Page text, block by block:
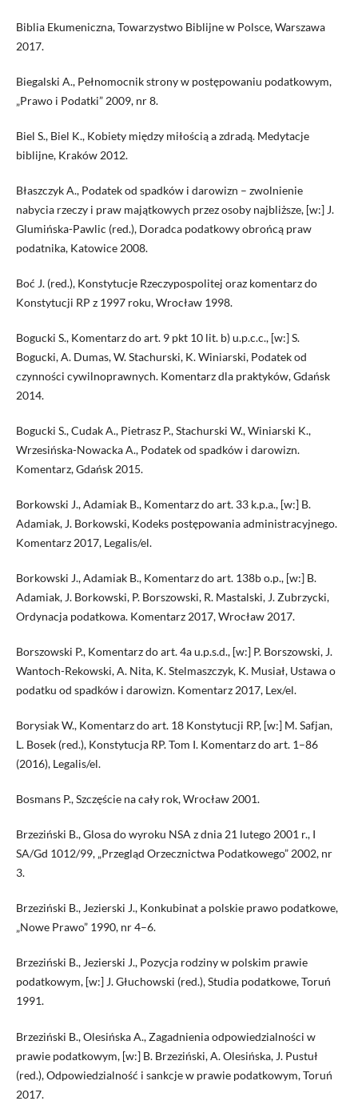
Biblia Ekumeniczna, Towarzystwo Biblijne w Polsce, Warszawa
2017.
Biegalski A., Pełnomocnik strony w postępowaniu podatkowym,
„Prawo i Podatki” 2009, nr 8.
Biel S., Biel K., Kobiety między miłością a zdradą. Medytacje
biblijne, Kraków 2012.
Błaszczyk A., Podatek od spadków i darowizn – zwolnienie
nabycia rzeczy i praw majątkowych przez osoby najbliższe, [w:] J.
Glumińska-Pawlic (red.), Doradca podatkowy obrońcą praw
podatnika, Katowice 2008.
Boć J. (red.), Konstytucje Rzeczypospolitej oraz komentarz do
Konstytucji RP z 1997 roku, Wrocław 1998.
Bogucki S., Komentarz do art. 9 pkt 10 lit. b) u.p.c.c., [w:] S.
Bogucki, A. Dumas, W. Stachurski, K. Winiarski, Podatek od
czynności cywilnoprawnych. Komentarz dla praktyków, Gdańsk
2014.
Bogucki S., Cudak A., Pietrasz P., Stachurski W., Winiarski K.,
Wrzesińska-Nowacka A., Podatek od spadków i darowizn.
Komentarz, Gdańsk 2015.
Borkowski J., Adamiak B., Komentarz do art. 33 k.p.a., [w:] B.
Adamiak, J. Borkowski, Kodeks postępowania administracyjnego.
Komentarz 2017, Legalis/el.
Borkowski J., Adamiak B., Komentarz do art. 138b o.p., [w:] B.
Adamiak, J. Borkowski, P. Borszowski, R. Mastalski, J. Zubrzycki,
Ordynacja podatkowa. Komentarz 2017, Wrocław 2017.
Borszowski P., Komentarz do art. 4a u.p.s.d., [w:] P. Borszowski, J.
Wantoch-Rekowski, A. Nita, K. Stelmaszczyk, K. Musiał, Ustawa o
podatku od spadków i darowizn. Komentarz 2017, Lex/el.
Borysiak W., Komentarz do art. 18 Konstytucji RP, [w:] M. Safjan,
L. Bosek (red.), Konstytucja RP. Tom I. Komentarz do art. 1–86
(2016), Legalis/el.
Bosmans P., Szczęście na cały rok, Wrocław 2001.
Brzeziński B., Glosa do wyroku NSA z dnia 21 lutego 2001 r., I
SA/Gd 1012/99, „Przegląd Orzecznictwa Podatkowego” 2002, nr
3.
Brzeziński B., Jezierski J., Konkubinat a polskie prawo podatkowe,
„Nowe Prawo” 1990, nr 4–6.
Brzeziński B., Jezierski J., Pozycja rodziny w polskim prawie
podatkowym, [w:] J. Głuchowski (red.), Studia podatkowe, Toruń
1991.
Brzeziński B., Olesińska A., Zagadnienia odpowiedzialności w
prawie podatkowym, [w:] B. Brzeziński, A. Olesińska, J. Pustuł
(red.), Odpowiedzialność i sankcje w prawie podatkowym, Toruń
2017.